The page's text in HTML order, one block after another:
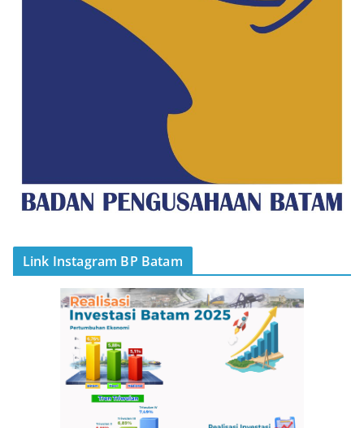
Link Instagram BP Batam